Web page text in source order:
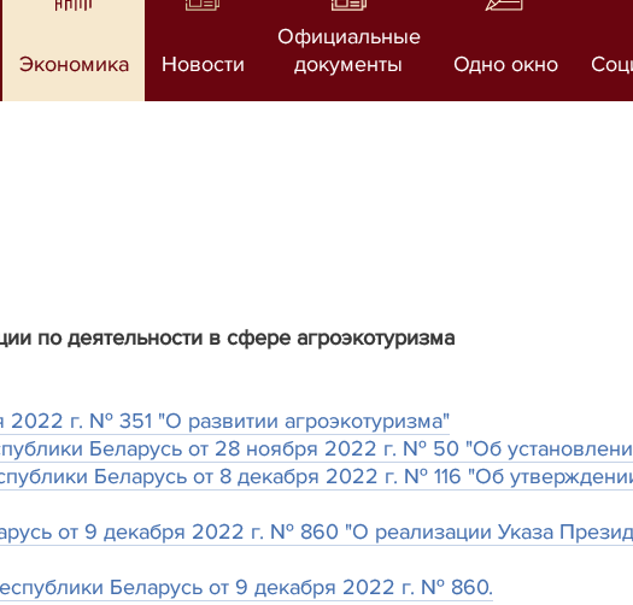
Экономика Новости
Официальные
документы
Одно окно
по деятельности в сфере агроэкотуризма
2022 г. № 351 "О развитии агроэкотуризма"
Беларусь от 28 ноября 2022 г. № 50 "Об
Беларусь от 8 декабря 2022 г. № 116 "Об
от 9 декабря 2022 г. № 860 "О реализации Указа
Беларусь от 9 декабря 2022 г. № 860.